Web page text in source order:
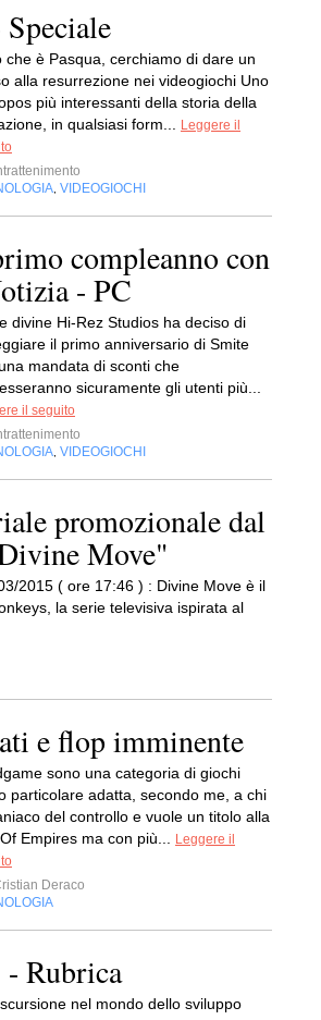
che è Pasqua, cerchiamo di dare un
alla resurrezione nei videogiochi Uno
più interessanti della storia della
in qualsiasi form...
Leggere il
VIDEOGIOCHI
compleanno con
- PC
divine Hi-Rez Studios ha deciso di
il primo anniversario di Smite
mandata di sconti che
sicuramente gli utenti più...
il seguito
VIDEOGIOCHI
promozionale dal
Move"
2015 ( ore 17:46 ) : Divine Move è il
la serie televisiva ispirata al
e flop imminente
sono una categoria di giochi
particolare adatta, secondo me, a chi
del controllo e vuole un titolo alla
Empires ma con più...
Leggere il
Deraco
- Rubrica
nel mondo dello sviluppo